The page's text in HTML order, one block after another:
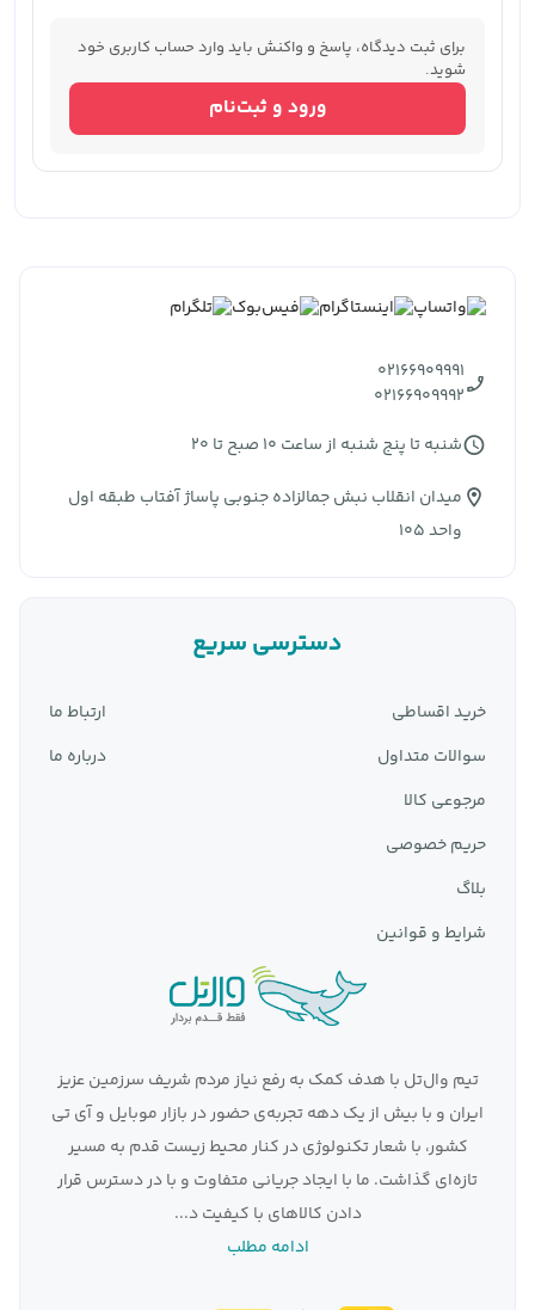
برای ثبت دیدگاه، پاسخ و واکنش باید وارد حساب کاربری خود
شوید.
ورود و ثبت‌نام
02166909991
02166909992
شنبه تا پنج شنبه از ساعت 10 صبح تا 20
میدان انقلاب نبش جمالزاده جنوبی پاساژ آفتاب طبقه اول
واحد 105
دسترسی سریع
خرید اقساطی
سوالات متداول
مرجوعی کالا
حریم خصوصی
بلاگ
شرایط و قوانین
ارتباط ما
درباره ما
تیم وال‌تل با هدف کمک به رفع نیاز مردم شریف سرزمین عزیز
ایران و با بیش از یک دهه تجربه‌ی حضور در بازار موبایل و آی تی
کشور، با شعار تکنولوژی در کنار محیط زیست قدم به مسیر
تازه‌ای گذاشت. ما با ایجاد جریانی متفاوت و با در دسترس قرار
دادن کالاهای با کیفیت د...
ادامه مطلب